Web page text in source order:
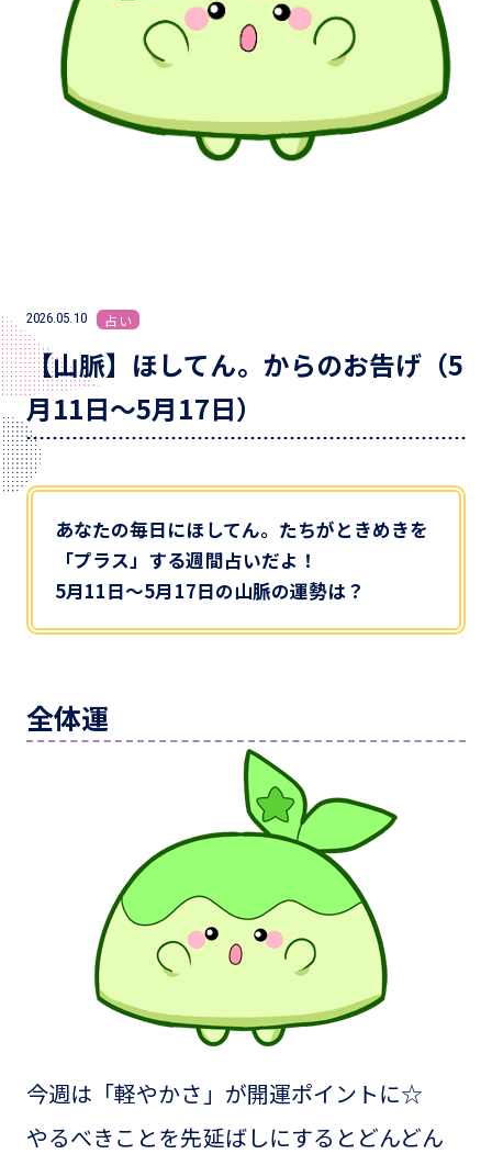
2026.05.10 占い
【山脈】ほしてん。からのお告げ（5
月11日～5月17日）
あなたの毎日にほしてん。たちがときめきを
「プラス」する週間占いだよ！
5月11日～5月17日の山脈の運勢は？
全体運
今週は「軽やかさ」が開運ポイントに☆
やるべきことを先延ばしにするとどんどん